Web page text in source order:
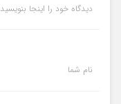
دیدگاه خود را اینجا بنویسید
نام شما